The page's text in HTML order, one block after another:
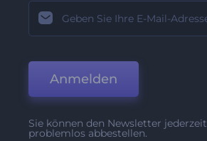
Anmelden
Sie können den Newsletter jederzeit
problemlos abbestellen.